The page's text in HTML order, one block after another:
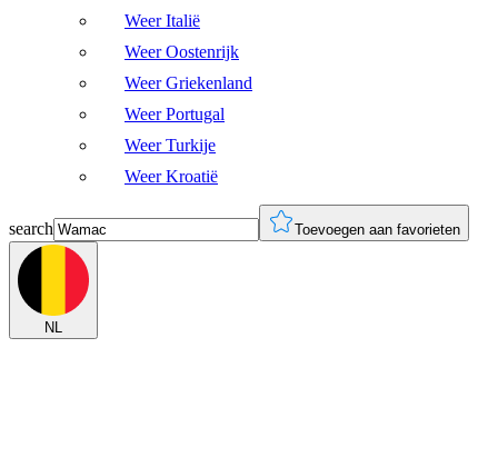
Weer Italië
Weer Oostenrijk
Weer Griekenland
Weer Portugal
Weer Turkije
Weer Kroatië
search Toevoegen aan favorieten
NL